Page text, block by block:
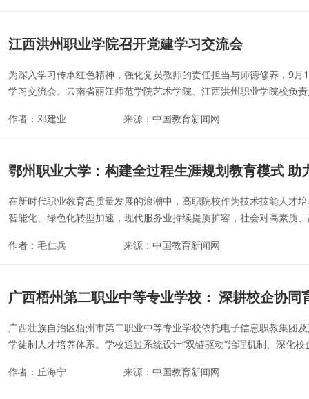
江西洪州职业学院召开党建学习交流会
为深入学习传承红色精神，强化党员教师的责任担当与师德修养，9
学习交流会。云南省丽江师范学院艺术学院、江西洪州职业学院校负
作者：邓建业 来源：中国教育新闻网
鄂州职业大学：构建全过程生涯规划教育模式 助
在新时代职业教育高质量发展的浪潮中，高职院校作为技术技能人才
智能化、绿色化转型加速，现代服务业持续提质扩容，社会对高素质
作者：毛仁兵 来源：中国教育新闻网
广西梧州第二职业中等专业学校： 深耕校企协同
广西壮族自治区梧州市第二职业中等专业学校依托电子信息职教集团
学徒制人才培养体系。学校通过系统设计“双链驱动”治理机制、深化校
作者：丘海宁 来源：中国教育新闻网